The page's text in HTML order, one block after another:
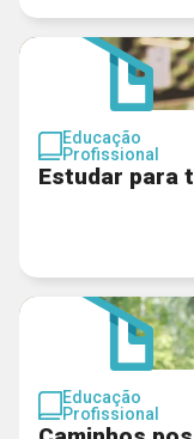
Educação
Profissional
Estudar para
Educação
Profissional